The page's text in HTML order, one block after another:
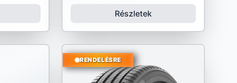
Részletek
RENDELÉSRE